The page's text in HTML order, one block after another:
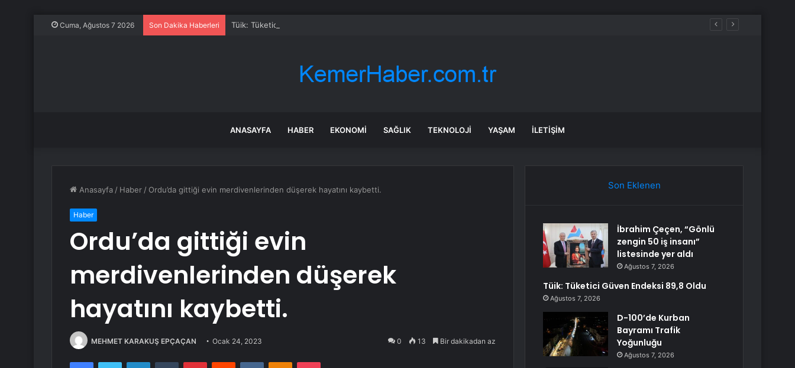
Cuma, Ağustos 7 2026 Son Dakika Haberleri Tüik: Tüketici Güven Endeksi 89,8 Oldu
ANASAYFA HABER EKONOMI SAĞLIK TEKNOLOJI YAŞAM İLETIŞIM
Anasayfa / Haber / Ordu’da gittiği evin merdivenlerinden düşerek hayatını kaybetti.
Haber
Ordu’da gittiği evin
merdivenlerinden düşerek
hayatını kaybetti.
MEHMET KARAKUŞ EPÇAÇAN Ocak 24, 2023 0 13 Bir dakikadan az
FacebookTwitter LinkedInTumblr PinterestReddit VKontakteOdnoklassniki
Pocket
Son Eklenen
İbrahim Çeçen, “Gönlü
zengin 50 iş insanı”
listesinde yer aldı
Ağustos 7, 2026
Tüik: Tüketici Güven Endeksi 89,8 Oldu
Ağustos 7, 2026
D-100’de Kurban
Bayramı Trafik
Yoğunluğu
Ağustos 7, 2026